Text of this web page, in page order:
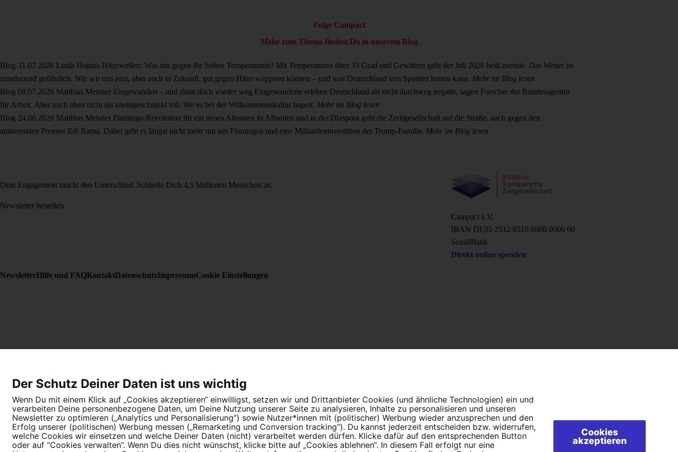
Folge Campact
Mehr zum Thema findest Du in unserem Blog
Blog 31.07.2026 Linda Hopius Hitzewellen: Was tun gegen die hohen Temperaturen? Mit Temperaturen über 35 Grad und Gewittern geht der Juli 2026 heiß zuende. Das Wetter ist
zunehmend gefährlich. Wie wir uns jetzt, aber auch in Zukunft, gut gegen Hitze wappnen können – und was Deutschland von Spanien lernen kann. Mehr im Blog lesen
Blog 08.07.2026 Matthias Meisner Eingewandert – und dann doch wieder weg Eingewanderte erleben Deutschland als nicht durchweg negativ, sagen Forscher der Bundesagentur
für Arbeit. Aber auch eben nicht als uneingeschränkt toll. Wo es bei der Willkommenskultur hapert. Mehr im Blog lesen
Blog 24.06.2026 Matthias Meisner Flamingo-Revolution für ein neues Albanien In Albanien und in der Diaspora geht die Zivilgesellschaft auf die Straße, auch gegen den
amtierenden Premier Edi Rama. Dabei geht es längst nicht mehr nur um Flamingos und eine Milliardeninvestition der Trump-Familie. Mehr im Blog lesen
Dein Engagement macht den Unterschied. Schließe Dich 4,5 Millionen Menschen an.
Newsletter bestellen
Campact e.V.
IBAN DE95 2‍5‍1‍2 0‍5‍1‍0 6‍9‍8‍0 0‍0‍0‍0 0‍0
SozialBank
Direkt online spenden
NewsletterHilfe und FAQKontaktDatenschutzImpressumCookie Einstellungen
Der Schutz Deiner Daten ist uns wichtig
Wenn Du mit einem Klick auf „Cookies akzeptieren“ einwilligst, setzen wir und Drittanbieter Cookies (und ähnliche Technologien) ein und
verarbeiten Deine personenbezogene Daten, um Deine Nutzung unserer Seite zu analysieren, Inhalte zu personalisieren und unseren
Newsletter zu optimieren („Analytics und Personalisierung“) sowie Nutzer*innen mit (politischer) Werbung wieder anzusprechen und den
Erfolg unserer (politischen) Werbung messen („Remarketing und Conversion tracking“). Du kannst jederzeit entscheiden bzw. widerrufen,
welche Cookies wir einsetzen und welche Deiner Daten (nicht) verarbeitet werden dürfen. Klicke dafür auf den entsprechenden Button
oder auf “Cookies verwalten”. Wenn Du dies nicht wünschst, klicke bitte auf „Cookies ablehnen“. In diesem Fall erfolgt nur eine
Cookies
akzeptieren